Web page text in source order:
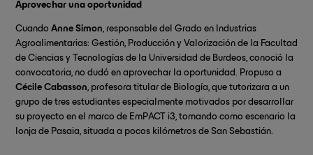
Aprovechar una oportunidad
Cuando Anne Simon, responsable del Grado en Industrias
Agroalimentarias: Gestión, Producción y Valorización de la Facultad
de Ciencias y Tecnologías de la Universidad de Burdeos, conoció la
convocatoria, no dudó en aprovechar la oportunidad. Propuso a
Cécile Cabasson, profesora titular de Biología, que tutorizara a un
grupo de tres estudiantes especialmente motivados por desarrollar
su proyecto en el marco de EmPACT i3, tomando como escenario la
lonja de Pasaia, situada a pocos kilómetros de San Sebastián.